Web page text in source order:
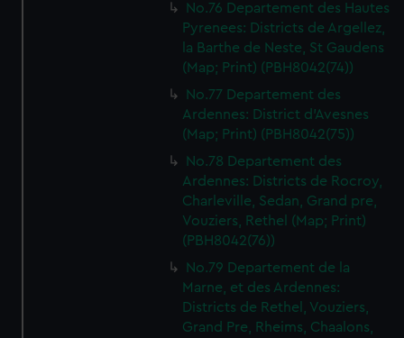
No.76 Departement des Hautes
Pyrenees: Districts de Argellez,
la Barthe de Neste, St Gaudens
(Map; Print) (PBH8042(74))
No.77 Departement des
Ardennes: District d'Avesnes
(Map; Print) (PBH8042(75))
No.78 Departement des
Ardennes: Districts de Rocroy,
Charleville, Sedan, Grand pre,
Vouziers, Rethel (Map; Print)
(PBH8042(76))
No.79 Departement de la
Marne, et des Ardennes:
Districts de Rethel, Vouziers,
Grand Pre, Rheims, Chaalons,